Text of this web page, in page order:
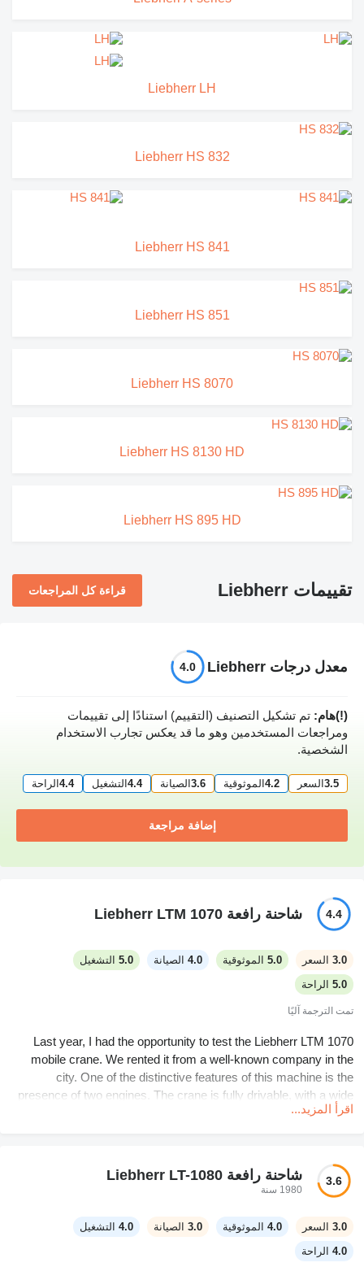
Liebherr LH
Liebherr HS 832
Liebherr HS 841
Liebherr HS 851
Liebherr HS 8070
Liebherr HS 8130 HD
Liebherr HS 895 HD
تقييمات Liebherr قراءة كل المراجعات
معدل درجات Liebherr 4.0
(!)هام: تم تشكيل التصنيف (التقييم) استنادًا إلى تقييمات
ومراجعات المستخدمين وهو ما قد يعكس تجارب الاستخدام
الشخصية.
3.5 السعر 4.2 الموثوقية 3.6 الصيانة 4.4 التشغيل 4.4 الراحة
إضافة مراجعة
4.4 شاحنة رافعة Liebherr LTM 1070
3.0 السعر 5.0 الموثوقية 4.0 الصيانة 5.0 التشغيل
5.0 الراحة
تمت الترجمة آليًا
Last year, I had the opportunity to test the Liebherr LTM 1070
mobile crane. We rented it from a well-known company in the
city. One of the distinctive features of this machine is the
presence of two engines. The crane is fully drivable, with a wide
range of wheel rotation modes. The required mode can be set
At every stage, the computer monitors the operator's work,
ensuring reliable protection against the so-called "human factor"
interference. The crane operator's cabin is spacious, ergonomic,
and equipped with a climate control system.
اقرأ المزيد...
3.6 شاحنة رافعة Liebherr LT-1080
1980 سنة
3.0 السعر 4.0 الموثوقية 3.0 الصيانة 4.0 التشغيل
4.0 الراحة